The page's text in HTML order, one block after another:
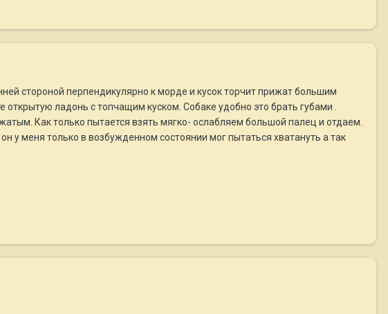
стороной перпендикулярно к морде и кусок торчит прижат большим
ладонь с топчащим куском. Собаке удобно это брать губами .
Как только пытается взять мягко- ослабляем большой палец и отдаем.
меня только в возбужденном состоянии мог пытаться хватануть а так